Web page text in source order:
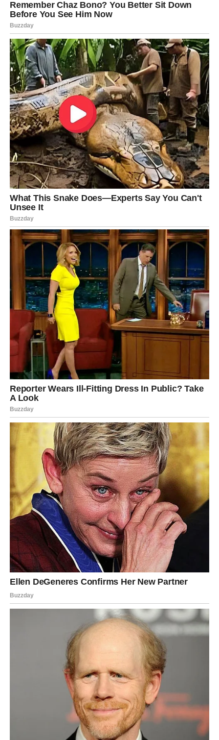
diveći se dobroti monaha i mladića koji su pružali pomoć
duhovnu podršku onima koji su željeli da se ispovjeste ili mole.
Iako su planirali rano otići na spavanje, žena je osjećala
neodoljivu potrebu da se vraća u blizinu pećine manastira, ne
mogući da se odvoji od osjećaja svetosti i prisutnosti nečeg
višeg. Tu je shvatila da duh zajedništva i ljubavi može stvarati
nevjerovatne veze među ljudima, bez obzira na njihove životne
priče.
Susret s Monahom: Tajna Inspiracija
Kada je naposljetku zaspala, probudila ju je hladnoća. U
polusnu je ugledala monaha koji je stajao iznad nje s
osmijehom. Njegovo pitanje o tome da li piše pjesme bilo je
iznenađujuće, jer je to bila njena tajna, njena unutarnja borba.
Klimnula je glavom, a on je tražio da čuje jednu. U trenutku
inspiracije, izrecitovala je pjesmu proisteklu iz vlastite boli.
Monah se pomolio za nju, a taj trenutak je ostao duboko
urezan u njenoj duši. Ovaj susret je bio dokaz da su duhovni
vođe često u mogućnosti da prepoznaju ono što se skriva
ispod površine i daju podršku onima koji su spremni da
podijele svoje unutarnje borbe.
Kraj Putovanja: Osećaj Zaštićenosti i
Pripadnosti
Kada je ponovo otvorila oči, pred njom se ukazao prizor
svetosti: ikona Svetog Vasilija blistala je na stijeni, dok je iznad
nje svijetlio bijeli križ. Ovaj trenutak donio je nevjerojatan mir i
osjećaj zaštite. U tom trenutku, shvatila je da je mjesto pod
zaštitom Svetog Vasilija, i da čak i iz teške i suve stene može
izrasti nežan cvijet. Ova transformacija nije samo obogatila
njen duhovni život, već joj je dala snagu da se suoči s
izazovima svakodnevnog života. Osećaj sigurnosti i podrške
koji je osjetila pod svetinjom ostavio je trajne posljedice na
njenu dušu i život.
Žena je napustila Ostrog s novom snagom i vjerom, duboko
uvjerena da svako putovanje, fizičko ili duhovno, može donijeti
neizmjerne koristi. Njena priča je svjedočanstvo o moći vjere,
ljubavi i zajedništva, a njen susret s monahom ostao je trajna
inspiracija za njenu budućnost. Ova avantura u Ostrogu je bila
više od putovanja — bila je to istinska transformacija, nova
perspektiva na život i otkriće vlastite snage. Uspjela je pronaći
svoj put kroz izazove, a sada je sretna da može dijeliti ovu
priču kako bi inspirirala druge da se suoče sa svojim
unutarnjim demonima i kroče prema svjetlijoj budućnosti.